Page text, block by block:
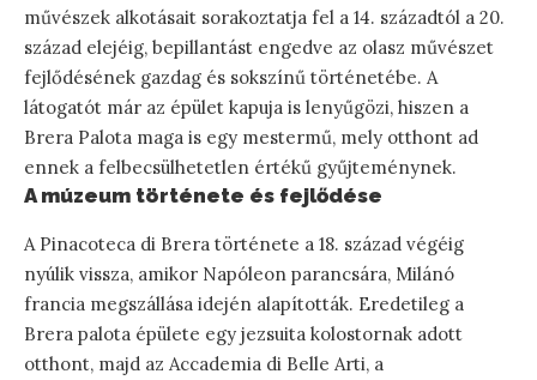
művészek alkotásait sorakoztatja fel a 14. századtól a 20.
század elejéig, bepillantást engedve az olasz művészet
fejlődésének gazdag és sokszínű történetébe. A
látogatót már az épület kapuja is lenyűgözi, hiszen a
Brera Palota maga is egy mestermű, mely otthont ad
ennek a felbecsülhetetlen értékű gyűjteménynek.
A múzeum története és fejlődése
A Pinacoteca di Brera története a 18. század végéig
nyúlik vissza, amikor Napóleon parancsára, Milánó
francia megszállása idején alapították. Eredetileg a
Brera palota épülete egy jezsuita kolostornak adott
otthont, majd az Accademia di Belle Arti, a